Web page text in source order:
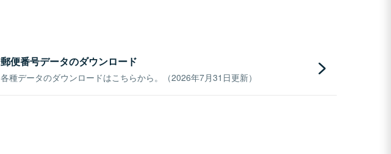
郵便番号データのダウンロード
各種データのダウンロードはこちらから。（2026年7月31日更新）